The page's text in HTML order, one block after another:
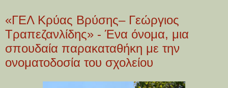
«ΓΕΛ Κρύας Βρύσης– Γεώργιος
Τραπεζανλίδης» - Ένα όνομα, μια
σπουδαία παρακαταθήκη με την
ονοματοδοσία του σχολείου